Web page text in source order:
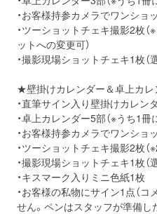
・お客様持参カメラでワンショ
・ツーショットチェキ撮影2枚
ットへの変更可）
・撮影現場ショットチェキ1枚（
★壁掛けカレンダー＆卓上カレ
・直筆サイン入り壁掛けカレン
・卓上カレンダー5部（※うち1冊
・お客様持参カメラでワンショ
・ツーショットチェキ撮影2枚
・撮影現場ショットチェキ1枚（
・キスマーク入りミニ色紙1枚
・お客様の私物にサイン1点（
せん。ペンはスタッフが準備し